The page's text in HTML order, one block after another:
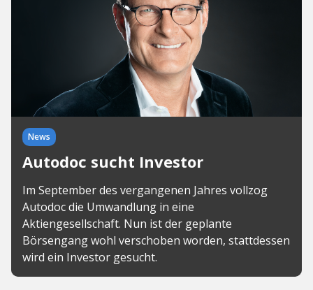
News
Autodoc sucht Investor
Im September des vergangenen Jahres vollzog
Autodoc die Umwandlung in eine
Aktiengesellschaft. Nun ist der geplante
Börsengang wohl verschoben worden, stattdessen
wird ein Investor gesucht.